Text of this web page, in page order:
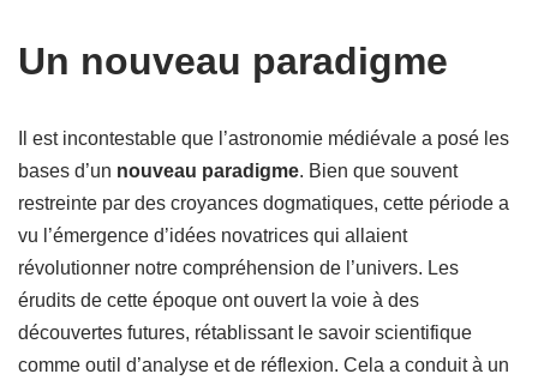
Un nouveau paradigme
Il est incontestable que l’astronomie médiévale a posé les
bases d’un nouveau paradigme. Bien que souvent
restreinte par des croyances dogmatiques, cette période a
vu l’émergence d’idées novatrices qui allaient
révolutionner notre compréhension de l’univers. Les
érudits de cette époque ont ouvert la voie à des
découvertes futures, rétablissant le savoir scientifique
comme outil d’analyse et de réflexion. Cela a conduit à un